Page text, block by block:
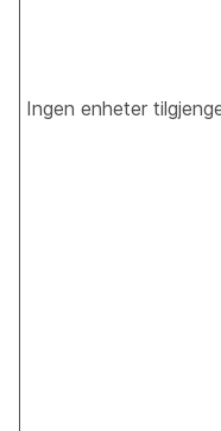
Ingen enheter